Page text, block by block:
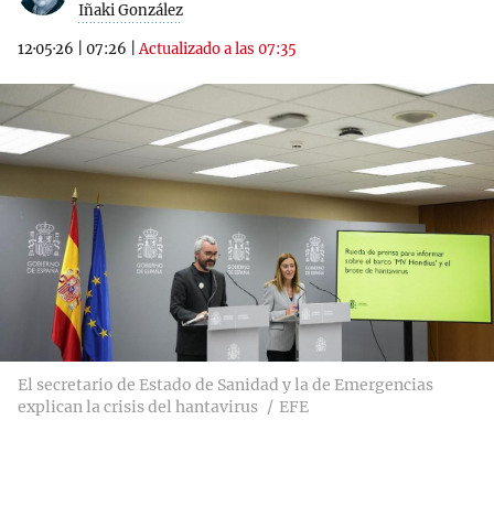
Iñaki González
12·05·26 07:26 |Actualizado a las 07:35
El secretario de Estado de Sanidad y la de Emergencias
explican la crisis del hantavirus
EFE